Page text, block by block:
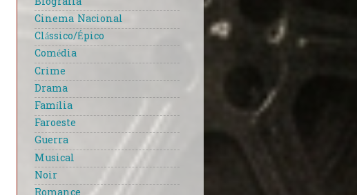
Cinema Nacional
Clássico/Épico
Comédia
Crime
Drama
Família
Faroeste
Guerra
Musical
Noir